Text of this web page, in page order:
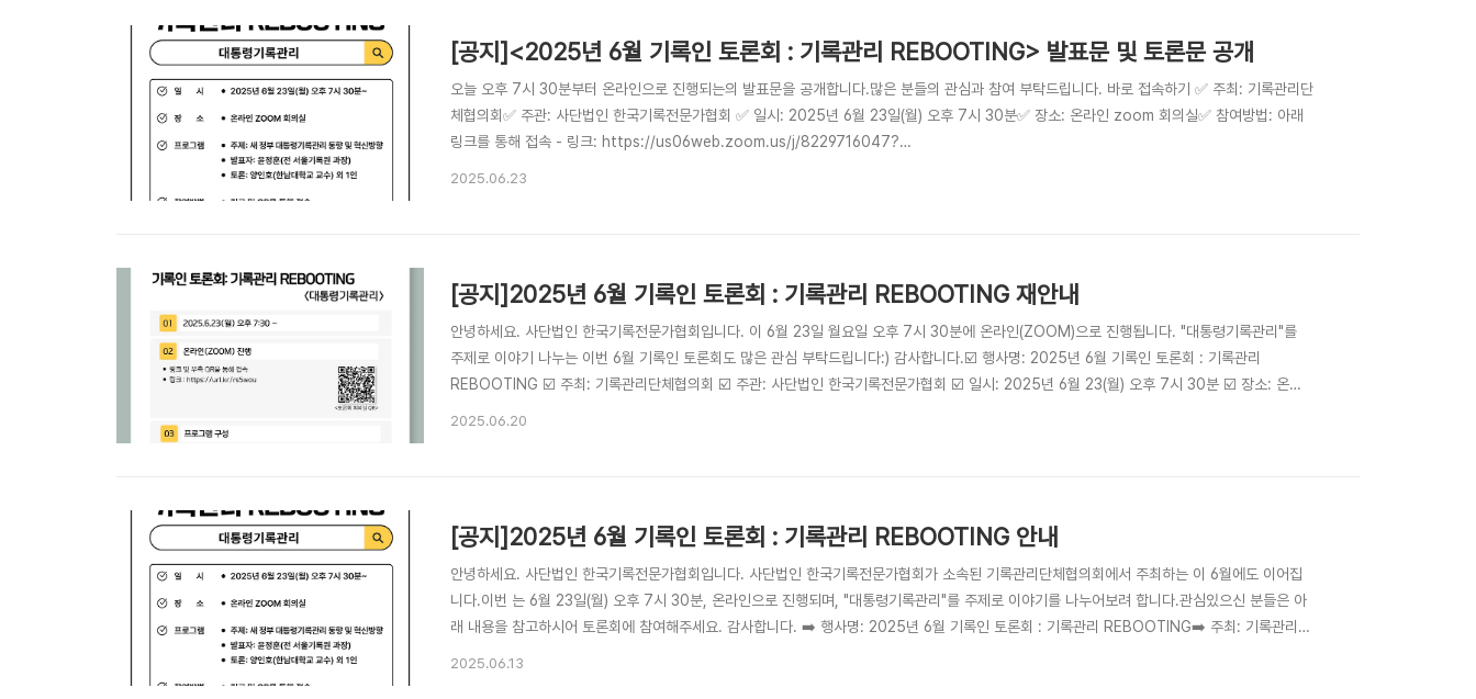
[공지]<2025년 6월 기록인 토론회 : 기록관리 REBOOTING> 발표문 및 토론문 공개
오늘 오후 7시 30분부터 온라인으로 진행되는의 발표문을 공개합니다.많은 분들의 관심과 참여 부탁드립니다. 바로 접속하기 ✅ 주최: 기록관리단
체협의회✅ 주관: 사단법인 한국기록전문가협회 ✅ 일시: 2025년 6월 23일(월) 오후 7시 30분✅ 장소: 온라인 zoom 회의실✅ 참여방법: 아래
링크를 통해 접속 - 링크: https://us06web.zoom.us/j/8229716047?
2025.06.23
[공지]2025년 6월 기록인 토론회 : 기록관리 REBOOTING 재안내
안녕하세요. 사단법인 한국기록전문가협회입니다. 이 6월 23일 월요일 오후 7시 30분에 온라인(ZOOM)으로 진행됩니다. "대통령기록관리"를
주제로 이야기 나누는 이번 6월 기록인 토론회도 많은 관심 부탁드립니다:) 감사합니다.☑️ 행사명: 2025년 6월 기록인 토론회 : 기록관리
REBOOTING ☑️ 주최: 기록관리단체협의회 ☑️ 주관: 사단법인 한국기록전문가협회 ☑️ 일시: 2025년 6월 23(월) 오후 7시 30분 ☑️ 장소: 온라
2025.06.20
[공지]2025년 6월 기록인 토론회 : 기록관리 REBOOTING 안내
안녕하세요. 사단법인 한국기록전문가협회입니다. 사단법인 한국기록전문가협회가 소속된 기록관리단체협의회에서 주최하는 이 6월에도 이어집
니다.이번 는 6월 23일(월) 오후 7시 30분, 온라인으로 진행되며, "대통령기록관리"를 주제로 이야기를 나누어보려 합니다.관심있으신 분들은 아
래 내용을 참고하시어 토론회에 참여해주세요. 감사합니다. ➡️ 행사명: 2025년 6월 기록인 토론회 : 기록관리 REBOOTING➡️ 주최: 기록관리단
2025.06.13